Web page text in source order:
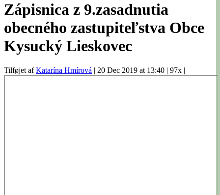
Zápisnica z 9.zasadnutia
obecného zastupiteľstva Obce
Kysucký Lieskovec
Tilføjet afKatarína Hmírová | 20 Dec 2019 at 13:40 | 97x |